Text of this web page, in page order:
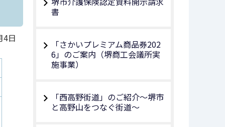
4日
書
「さかいプレミアム商品券202
6」のご案内（堺商工会議所実
施事業）
「西高野街道」のご紹介～堺市
と高野山をつなぐ街道～